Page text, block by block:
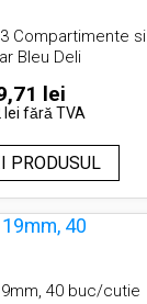
Compartimente si
Bleu Deli
lei
leifără TVA
PRODUSUL
40 buc/cutie